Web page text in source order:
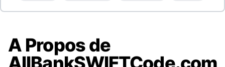
A Propos de